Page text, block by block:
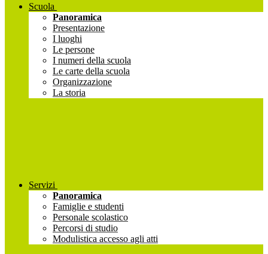
Scuola
Panoramica
Presentazione
I luoghi
Le persone
I numeri della scuola
Le carte della scuola
Organizzazione
La storia
Servizi
Panoramica
Famiglie e studenti
Personale scolastico
Percorsi di studio
Modulistica accesso agli atti